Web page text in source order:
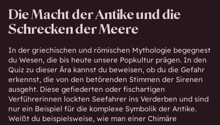
Die Macht der Antike und die
Schrecken der Meere
In der griechischen und römischen Mythologie begegnest
du Wesen, die bis heute unsere Popkultur prägen. In den
Quiz zu dieser Ära kannst du beweisen, ob du die Gefahr
erkennst, die von den betörenden Stimmen der Sirenen
ausgeht. Diese gefiederten oder fischartigen
Verführerinnen lockten Seefahrer ins Verderben und sind
nur ein Beispiel für die komplexe Symbolik der Antike.
Weißt du beispielsweise, wie man einer Chimäre